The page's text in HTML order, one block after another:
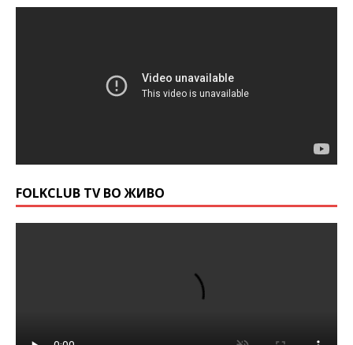
FOLKCLUB TV ВО ЖИВО